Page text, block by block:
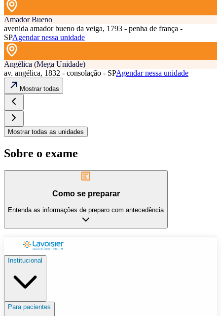
Amador Bueno
avenida amador bueno da veiga, 1793 - penha de frança -
SPAgendar nessa unidade
Angélica (Mega Unidade)
av. angélica, 1832 - consolação - SPAgendar nessa unidade
Mostrar todas
Mostrar todas as unidades
Sobre o exame
Como se preparar
Entenda as informações de preparo com antecedência
Institucional
Para pacientes